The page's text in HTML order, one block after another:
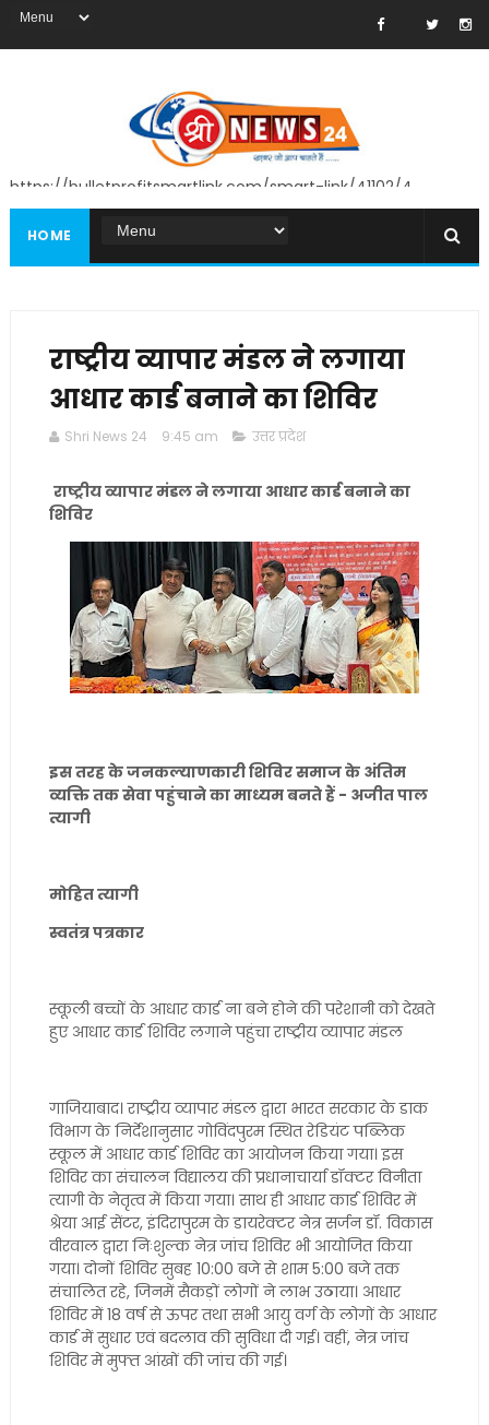
https://bulletprofitsmartlink.com/smart-link/41102/4
HOME
राष्ट्रीय व्यापार मंडल ने लगाया
आधार कार्ड बनाने का शिविर
Shri News 24 9:45 am उत्तर प्रदेश
राष्ट्रीय व्यापार मंडल ने लगाया आधार कार्ड बनाने का
शिविर
इस तरह के जनकल्याणकारी शिविर समाज के अंतिम
व्यक्ति तक सेवा पहुंचाने का माध्यम बनते हैं - अजीत पाल
त्यागी
मोहित त्यागी
स्वतंत्र पत्रकार
स्कूली बच्चों के आधार कार्ड ना बने होने की परेशानी को देखते
हुए आधार कार्ड शिविर लगाने पहुंचा राष्ट्रीय व्यापार मंडल
गाजियाबाद। राष्ट्रीय व्यापार मंडल द्वारा भारत सरकार के डाक
विभाग के निर्देशानुसार गोविंदपुरम स्थित रेडियंट पब्लिक
स्कूल में आधार कार्ड शिविर का आयोजन किया गया। इस
शिविर का संचालन विद्यालय की प्रधानाचार्या डॉक्टर विनीता
त्यागी के नेतृत्व में किया गया। साथ ही आधार कार्ड शिविर में
श्रेया आई सेंटर, इंदिरापुरम के डायरेक्टर नेत्र सर्जन डॉ. विकास
वीरवाल द्वारा निःशुल्क नेत्र जांच शिविर भी आयोजित किया
गया। दोनों शिविर सुबह 10:00 बजे से शाम 5:00 बजे तक
संचालित रहे, जिनमें सैकड़ों लोगों ने लाभ उठाया। आधार
शिविर में 18 वर्ष से ऊपर तथा सभी आयु वर्ग के लोगों के आधार
कार्ड में सुधार एवं बदलाव की सुविधा दी गई। वहीं, नेत्र जांच
शिविर में मुफ्त आंखों की जांच की गई।